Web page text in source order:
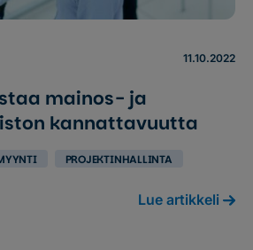
11.10.2022
mainos- ja
kannattavuutta
PROJEKTINHALLINTA
Lue artikkeli